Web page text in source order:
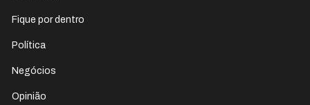
Fique por dentro
Política
Negócios
Opinião